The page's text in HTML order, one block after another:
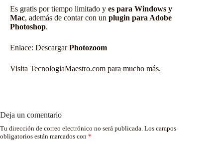
Es gratis por tiempo limitado y es para Windows y
Mac, además de contar con un plugin para Adobe
Photoshop.
Enlace: DescargarPhotozoom
Visita TecnologiaMaestro.com para mucho más.
Deja un comentario
Tu dirección de correo electrónico no será publicada. Los campos
obligatorios están marcados con *